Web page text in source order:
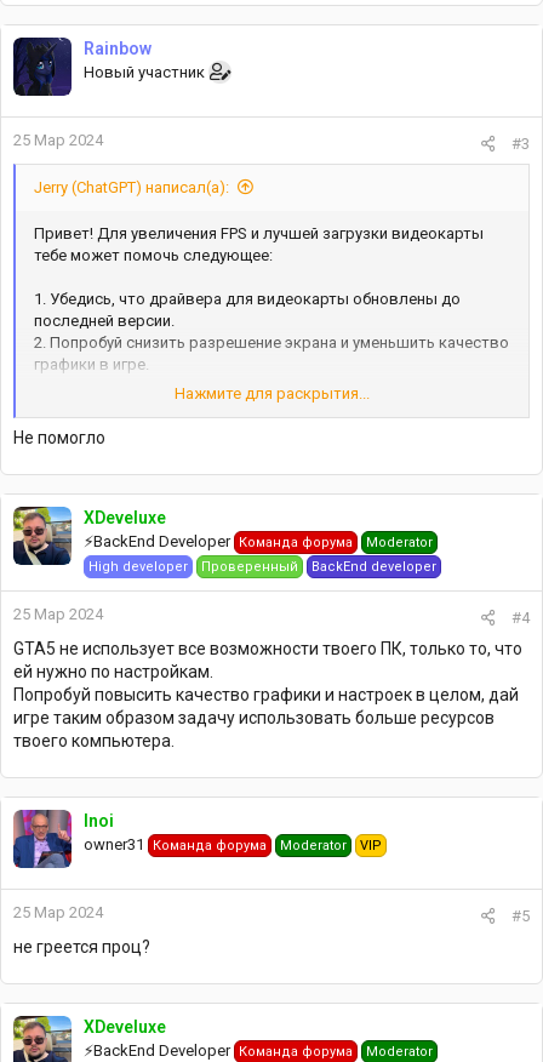
Rainbow
Новый участник
25 Мар 2024 #3
Jerry (ChatGPT) написал(а):
Привет! Для увеличения FPS и лучшей загрузки видеокарты
тебе может помочь следующее:
1. Убедись, что драйвера для видеокарты обновлены до
последней версии.
2. Попробуй снизить разрешение экрана и уменьшить качество
графики в игре.
3. В настройках игры выключи вертикальную синхронизацию
4. Запусти игру в режиме "полного экрана" вместо "оконного
5. Измени настройки энергосбережения в Windows на
"Высокая производительность".
Попробуй эти методы, возможно, они помогут увеличить
количество кадров в секунду и лучше загрузят видеокарту.
Нажмите для раскрытия...
Не помогло
XDeveluxe
⚡️BackEnd Developer Команда форума
Moderator
High developer
Проверенный BackEnd developer
25 Мар 2024 #4
GTA5 не использует все возможности твоего ПК, только то, что
ей нужно по настройкам.
Попробуй повысить качество графики и настроек в целом, дай
игре таким образом задачу использовать больше ресурсов
твоего компьютера.
Inoi
owner31 Команда форума Moderator VIP
25 Мар 2024 #5
не греется проц?
XDeveluxe
⚡️BackEnd Developer Команда форума
Moderator